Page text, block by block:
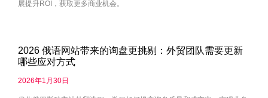
展提升ROI，获取更多商业机会。
2026 俄语网站带来的询盘更挑剔：外贸团队需要更新
哪些应对方式
2026年1月30日